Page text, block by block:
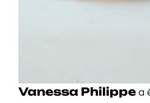
Vanessa Philippea